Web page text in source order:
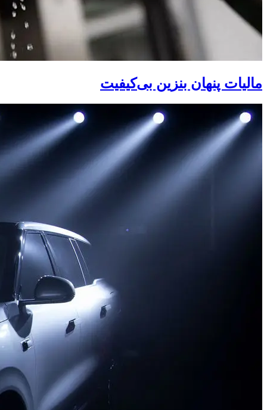
مالیات پنهان بنزین بی‌کیفیت